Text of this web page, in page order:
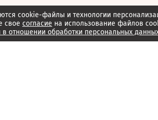
cookie-файлы и технологии
свое согласие на использование файлов
в отношении обработки персональных